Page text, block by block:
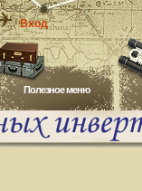
Вход
Полезное меню